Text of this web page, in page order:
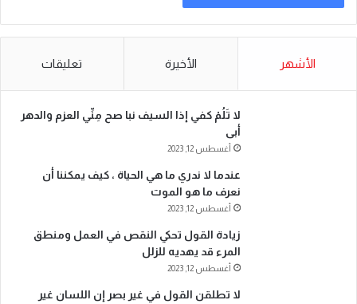
الأشهر الأخيرة تعليقات
لا تَلُمْ كفي إذا السيف نبا صح مِنِّي العزم والدهر
أبى
أغسطس 12, 2023
عندما لا ندري ما هي الحياة ، كيف يمكننا أن
نعرف ما هو الموت
أغسطس 12, 2023
زيادة القول تحكي النقص في العمل ومنطق
المرء قد يهديه للزلل
أغسطس 12, 2023
لا تطلقن القول في غير بصر إن اللسان غير